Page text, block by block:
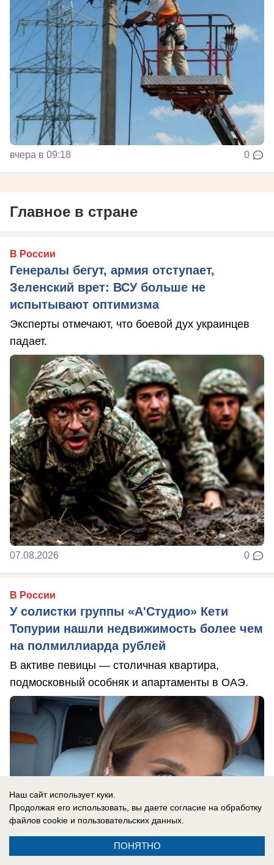
вчера в 09:18 0
Главное в стране
В России
Генералы бегут, армия отступает,
Зеленский врет: ВСУ больше не
испытывают оптимизма
Эксперты отмечают, что боевой дух украинцев
падает.
07.08.2026 0
В России
У солистки группы «А'Студио» Кети
Топурии нашли недвижимость более чем
на полмиллиарда рублей
В активе певицы — столичная квартира,
подмосковный особняк и апартаменты в ОАЭ.
Наш сайт использует куки.
Продолжая его использовать, вы даете согласие на обработку
файлов cookie и пользовательских данных.
ПОНЯТНО